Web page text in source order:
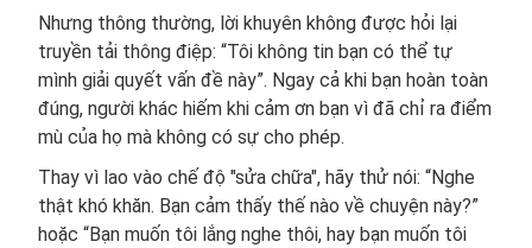
Nhưng thông thường, lời khuyên không được hỏi lại
truyền tải thông điệp: “Tôi không tin bạn có thể tự
mình giải quyết vấn đề này”. Ngay cả khi bạn hoàn toàn
đúng, người khác hiếm khi cảm ơn bạn vì đã chỉ ra điểm
mù của họ mà không có sự cho phép.
Thay vì lao vào chế độ "sửa chữa", hãy thử nói: “Nghe
thật khó khăn. Bạn cảm thấy thế nào về chuyện này?”
hoặc “Bạn muốn tôi lắng nghe thôi, hay bạn muốn tôi